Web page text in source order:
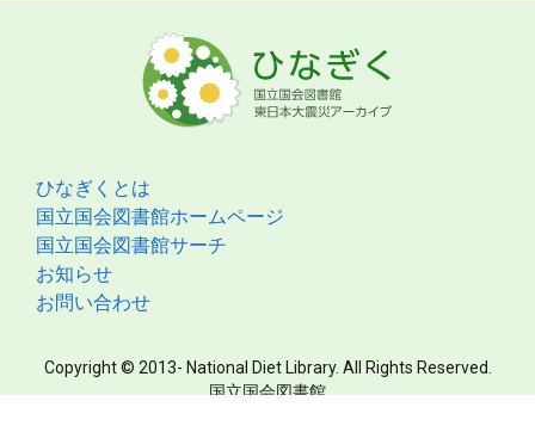
ひなぎくとは
国立国会図書館ホームページ
国立国会図書館サーチ
お知らせ
お問い合わせ
Copyright © 2013- National Diet Library. All Rights Reserved.